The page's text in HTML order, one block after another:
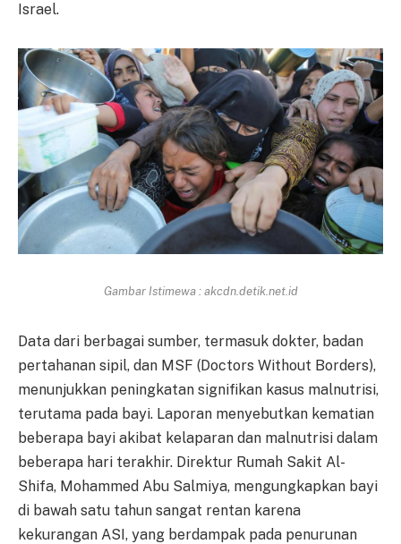
Israel.
Gambar Istimewa : akcdn.detik.net.id
Data dari berbagai sumber, termasuk dokter, badan
pertahanan sipil, dan MSF (Doctors Without Borders),
menunjukkan peningkatan signifikan kasus malnutrisi,
terutama pada bayi. Laporan menyebutkan kematian
beberapa bayi akibat kelaparan dan malnutrisi dalam
beberapa hari terakhir. Direktur Rumah Sakit Al-
Shifa, Mohammed Abu Salmiya, mengungkapkan bayi
di bawah satu tahun sangat rentan karena
kekurangan ASI, yang berdampak pada penurunan